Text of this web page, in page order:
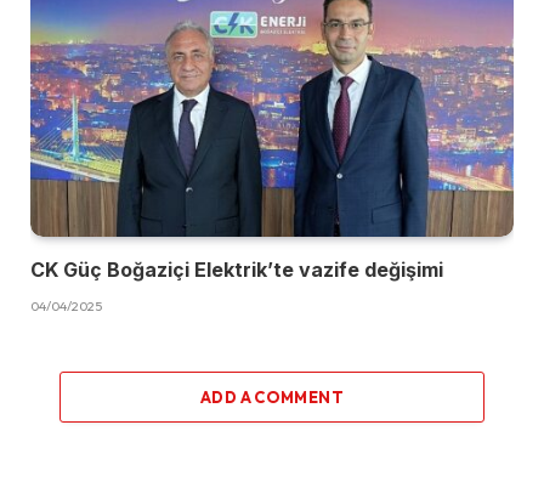
CK Güç Boğaziçi Elektrik’te vazife değişimi
04/04/2025
ADD A COMMENT